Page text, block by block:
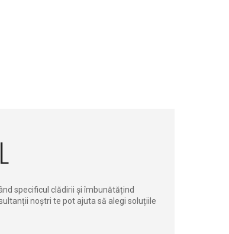
specificul clădirii și îmbunătățind
noștri te pot ajuta să alegi soluțiile